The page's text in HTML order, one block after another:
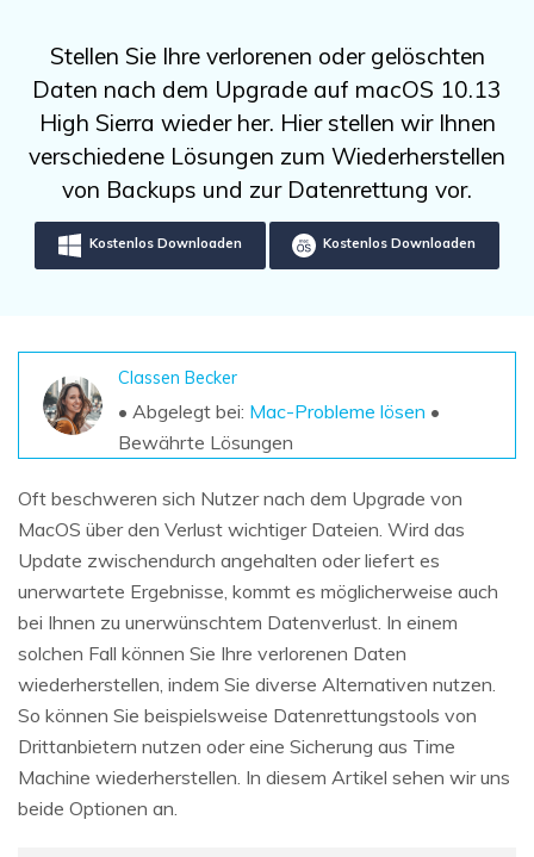
Kostenlos Testen
Recoverit kostenlos
Verlorene/gel?schte Daten kostenlos
wiederherstellen
Weitere Produkte
Repairit - Datenreparatur
UBackit - Datensicherung
Datenverlust-Szenarien
ALLE FUNKTIONEN ENTDECKEN
Aktuelles Thema
search
Stellen Sie Ihre verlorenen oder gelöschten
Daten nach dem Upgrade auf macOS 10.13
High Sierra wieder her. Hier stellen wir Ihnen
verschiedene Lösungen zum Wiederherstellen
von Backups und zur Datenrettung vor.
Kostenlos Downloaden Kostenlos Downloaden
Classen Becker
• Abgelegt bei: Mac-Probleme lösen •
Bewährte Lösungen
Oft beschweren sich Nutzer nach dem Upgrade von
MacOS über den Verlust wichtiger Dateien. Wird das
Update zwischendurch angehalten oder liefert es
unerwartete Ergebnisse, kommt es möglicherweise auch
bei Ihnen zu unerwünschtem Datenverlust. In einem
solchen Fall können Sie Ihre verlorenen Daten
wiederherstellen, indem Sie diverse Alternativen nutzen.
So können Sie beispielsweise Datenrettungstools von
Drittanbietern nutzen oder eine Sicherung aus Time
Machine wiederherstellen. In diesem Artikel sehen wir uns
beide Optionen an.